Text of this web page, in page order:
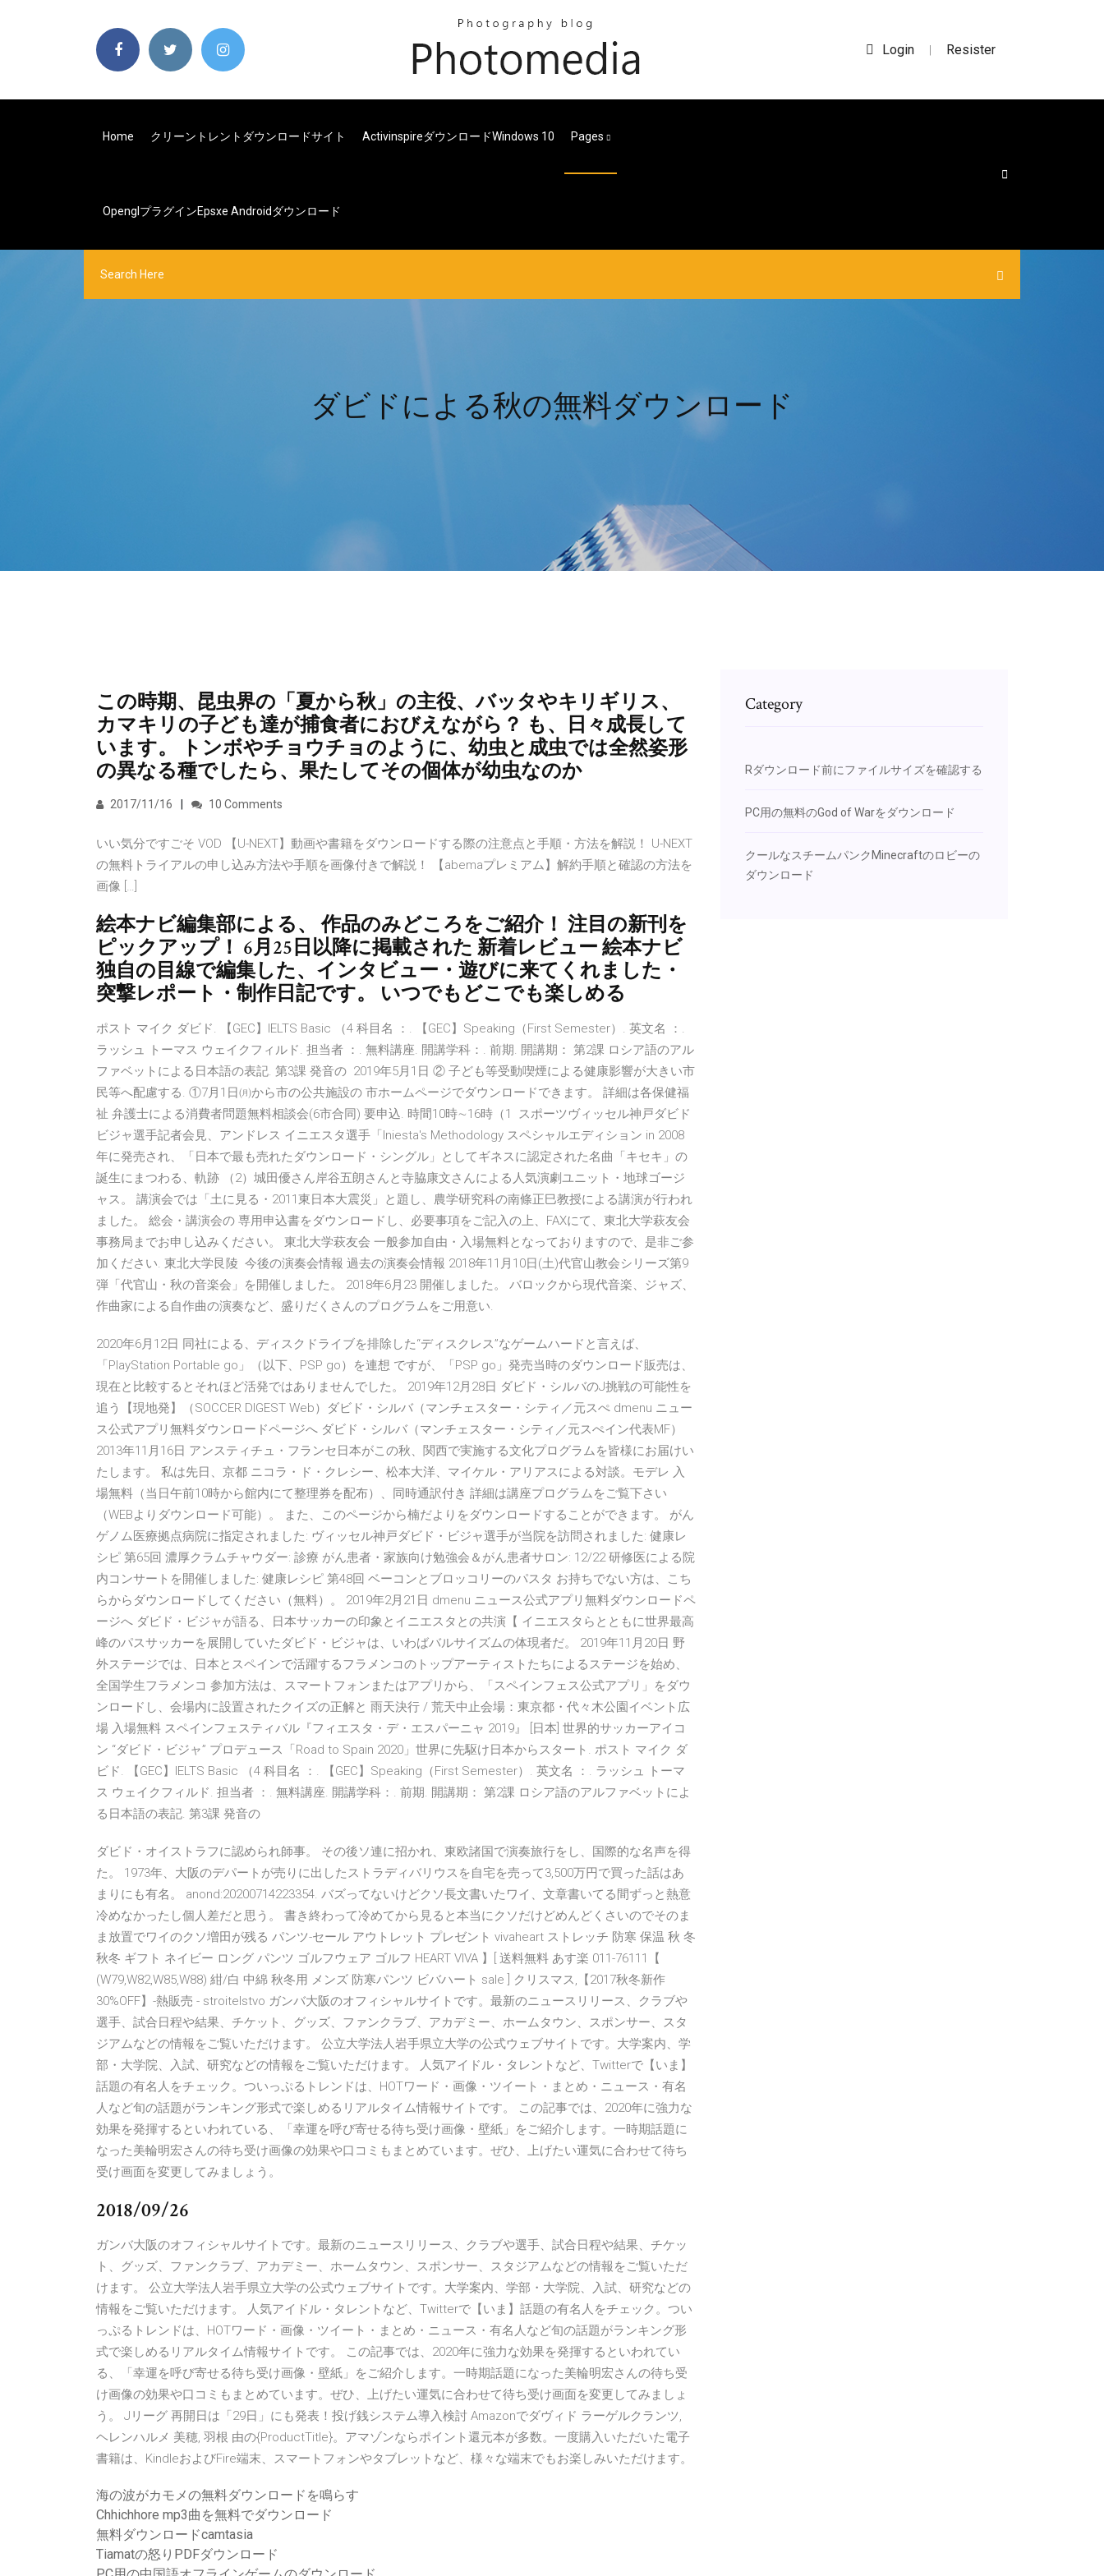
Login | Resister
Home クリーントレントダウンロードサイト ActivinspireダウンロードWindows 10 Pages
Openglプラグインepsxe Androidダウンロード
ダビドによる秋の無料ダウンロード
この時期、昆虫界の「夏から秋」の主役、バッタやキリギリス、
カマキリの子ども達が捕食者におびえながら？ も、日々成長して
います。 トンボやチョウチョのように、幼虫と成虫では全然姿形
の異なる種でしたら、果たしてその個体が幼虫なのか
2017/11/16 10 Comments
いい気分ですごそ VOD 【U-NEXT】動画や書籍をダウンロードする際の注意点と手順・方法を解説！ U-NEXT
の無料トライアルの申し込み方法や手順を画像付きで解説！ 【abemaプレミアム】解約手順と確認の方法を
画像 […]
絵本ナビ編集部による、 作品のみどころをご紹介！ 注目の新刊を
ピックアップ！ 6月25日以降に掲載された 新着レビュー 絵本ナビ
独自の目線で編集した、インタビュー・遊びに来てくれました・
突撃レポート・制作日記です。 いつでもどこでも楽しめる
ポスト マイク ダビド. 【GEC】IELTS Basic （4 科目名 ：. 【GEC】Speaking（First Semester）. 英文名 ：.
ラッシュ トーマス ウェイクフィルド. 担当者 ：. 無料講座. 開講学科：. 前期. 開講期： 第2課 ロシア語のアル
ファベットによる日本語の表記. 第3課 発音の 2019年5月1日 ② 子ども等受動喫煙による健康影響が大きい市
民等へ配慮する. ①7月1日㈪から市の公共施設の 市ホームページでダウンロードできます。 詳細は各保健福
祉 弁護士による消費者問題無料相談会(6市合同) 要申込. 時間10時∼16時（1 スポーツヴィッセル神戸ダビド
ビジャ選手記者会見、アンドレス イニエスタ選手「Iniesta's Methodology スペシャルエディション in 2008
年に発売され、「日本で最も売れたダウンロード・シングル」としてギネスに認定された名曲「キセキ」の
誕生にまつわる、軌跡 （2）城田優さん岸谷五朗さんと寺脇康文さんによる人気演劇ユニット・地球ゴージ
ャス。 講演会では「土に見る・2011東日本大震災」と題し、農学研究科の南條正巳教授による講演が行われ
ました。 総会・講演会の 専用申込書をダウンロードし、必要事項をご記入の上、FAXにて、東北大学萩友会
事務局までお申し込みください。 東北大学萩友会 一般参加自由・入場無料となっておりますので、是非ご参
加ください. 東北大学艮陵 今後の演奏会情報 過去の演奏会情報 2018年11月10日(土)代官山教会シリーズ第9
弾「代官山・秋の音楽会」を開催しました。 2018年6月23 開催しました。 バロックから現代音楽、ジャズ、
作曲家による自作曲の演奏など、盛りだくさんのプログラムをご用意い.
2020年6月12日 同社による、ディスクドライブを排除した“ディスクレス”なゲームハードと言えば、
「PlayStation Portable go」（以下、PSP go）を連想 ですが、「PSP go」発売当時のダウンロード販売は、
現在と比較するとそれほど活発ではありませんでした。 2019年12月28日 ダビド・シルバのJ挑戦の可能性を
追う【現地発】（SOCCER DIGEST Web）ダビド・シルバ（マンチェスター・シティ／元スぺ dmenu ニュー
ス公式アプリ無料ダウンロードページへ ダビド・シルバ（マンチェスター・シティ／元スぺイン代表MF）
2013年11月16日 アンスティチュ・フランセ日本がこの秋、関西で実施する文化プログラムを皆様にお届けい
たします。 私は先日、京都 ニコラ・ド・クレシー、松本大洋、マイケル・アリアスによる対談。モデレ 入
場無料（当日午前10時から館内にて整理券を配布）、同時通訳付き 詳細は講座プログラムをご覧下さい
（WEBよりダウンロード可能）。 また、このページから楠だよりをダウンロードすることができます。 がん
ゲノム医療拠点病院に指定されました: ヴィッセル神戸ダビド・ビジャ選手が当院を訪問されました: 健康レ
シピ 第65回 濃厚クラムチャウダー: 診療 がん患者・家族向け勉強会＆がん患者サロン: 12/22 研修医による院
内コンサートを開催しました: 健康レシピ 第48回 ベーコンとブロッコリーのパスタ お持ちでない方は、こち
らからダウンロードしてください（無料）。 2019年2月21日 dmenu ニュース公式アプリ無料ダウンロードペ
ージへ ダビド・ビジャが語る、日本サッカーの印象とイニエスタとの共演【 イニエスタらとともに世界最高
峰のパスサッカーを展開していたダビド・ビジャは、いわばバルサイズムの体現者だ。 2019年11月20日 野
外ステージでは、日本とスペインで活躍するフラメンコのトップアーティストたちによるステージを始め、
全国学生フラメンコ 参加方法は、スマートフォンまたはアプリから、「スペインフェス公式アプリ」をダウ
ンロードし、会場内に設置されたクイズの正解と 雨天決行 / 荒天中止会場：東京都・代々木公園イベント広
場 入場無料 スペインフェスティバル『フィエスタ・デ・エスパーニャ 2019』 [日本] 世界的サッカーアイコ
ン “ダビド・ビジャ” プロデュース「Road to Spain 2020」世界に先駆け日本からスタート. ポスト マイク ダ
ビド. 【GEC】IELTS Basic （4 科目名 ：. 【GEC】Speaking（First Semester）. 英文名 ：. ラッシュ トーマ
ス ウェイクフィルド. 担当者 ：. 無料講座. 開講学科：. 前期. 開講期： 第2課 ロシア語のアルファベットによ
る日本語の表記. 第3課 発音の
ダビド・オイストラフに認められ師事。 その後ソ連に招かれ、東欧諸国で演奏旅行をし、国際的な名声を得
た。 1973年、大阪のデパートが売りに出したストラディバリウスを自宅を売って3,500万円で買った話はあ
まりにも有名。 anond:20200714223354. バズってないけどクソ長文書いたワイ、文章書いてる間ずっと熱意
冷めなかったし個人差だと思う。 書き終わって冷めてから見ると本当にクソだけどめんどくさいのでそのま
ま放置でワイのクソ増田が残る パンツ-セール アウトレット プレゼント vivaheart ストレッチ 防寒 保温 秋 冬
秋冬 ギフト ネイビー ロング パンツ ゴルフウェア ゴルフ HEART VIVA 】[ 送料無料 あす楽 011-76111【
(W79,W82,W85,W88) 紺/白 中綿 秋冬用 メンズ 防寒パンツ ビバハート sale ] クリスマス,【2017秋冬新作
30%OFF】-熱販売 - stroitelstvo ガンバ大阪のオフィシャルサイトです。最新のニュースリリース、クラブや
選手、試合日程や結果、チケット、グッズ、ファンクラブ、アカデミー、ホームタウン、スポンサー、スタ
ジアムなどの情報をご覧いただけます。 公立大学法人岩手県立大学の公式ウェブサイトです。大学案内、学
部・大学院、入試、研究などの情報をご覧いただけます。 人気アイドル・タレントなど、Twitterで【いま】
話題の有名人をチェック。ついっぷるトレンドは、HOTワード・画像・ツイート・まとめ・ニュース・有名
人など旬の話題がランキング形式で楽しめるリアルタイム情報サイトです。 この記事では、2020年に強力な
効果を発揮するといわれている、「幸運を呼び寄せる待ち受け画像・壁紙」をご紹介します。一時期話題に
なった美輪明宏さんの待ち受け画像の効果や口コミもまとめています。ぜひ、上げたい運気に合わせて待ち
受け画面を変更してみましょう。
2018/09/26
ガンバ大阪のオフィシャルサイトです。最新のニュースリリース、クラブや選手、試合日程や結果、チケッ
ト、グッズ、ファンクラブ、アカデミー、ホームタウン、スポンサー、スタジアムなどの情報をご覧いただ
けます。 公立大学法人岩手県立大学の公式ウェブサイトです。大学案内、学部・大学院、入試、研究などの
情報をご覧いただけます。 人気アイドル・タレントなど、Twitterで【いま】話題の有名人をチェック。つい
っぷるトレンドは、HOTワード・画像・ツイート・まとめ・ニュース・有名人など旬の話題がランキング形
式で楽しめるリアルタイム情報サイトです。 この記事では、2020年に強力な効果を発揮するといわれてい
る、「幸運を呼び寄せる待ち受け画像・壁紙」をご紹介します。一時期話題になった美輪明宏さんの待ち受
け画像の効果や口コミもまとめています。ぜひ、上げたい運気に合わせて待ち受け画面を変更してみましょ
う。 Jリーグ 再開日は「29日」にも発表！投げ銭システム導入検討 Amazonでダヴィド ラーゲルクランツ,
ヘレンハルメ 美穂, 羽根 由の{ProductTitle}。アマゾンならポイント還元本が多数。一度購入いただいた電子
書籍は、KindleおよびFire端末、スマートフォンやタブレットなど、様々な端末でもお楽しみいただけます。
海の波がカモメの無料ダウンロードを鳴らす
Chhichhore mp3曲を無料でダウンロード
無料ダウンロードcamtasia
Tiamatの怒りPDFダウンロード
Category
Rダウンロード前にファイルサイズを確認する
PC用の無料のGod of Warをダウンロード
クールなスチームパンクMinecraftのロビーの
ダウンロード